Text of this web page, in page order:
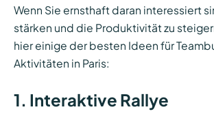
Wenn Sie ernsthaft daran interessiert
stärken und die Produktivität zu
hier einige der besten Ideen für
Aktivitäten in Paris:
1. Interaktive Rallye